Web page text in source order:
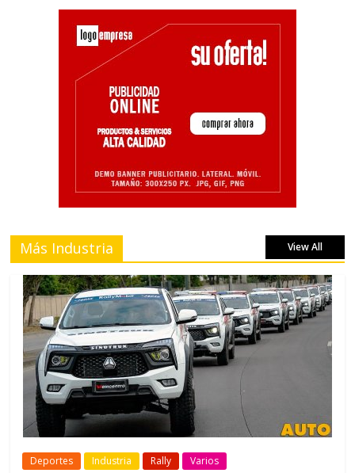
Más Industria View All
Deportes Industria Rally Varios